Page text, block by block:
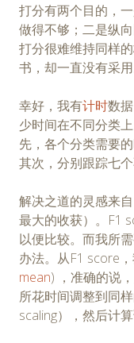
打分有两个目的，
做得不够；二是纵
打分很难维持同样
书，却一直没有采用
幸好，我有计时数
少时间在不同分类
先，各个分类需要
其次，分别跟踪七
解决之道的灵感来自
最大的收获）。F1
以便比较。而我所
办法。从F1 score
mean) ，准确的说
所花时间调整到同
scaling），然后计算